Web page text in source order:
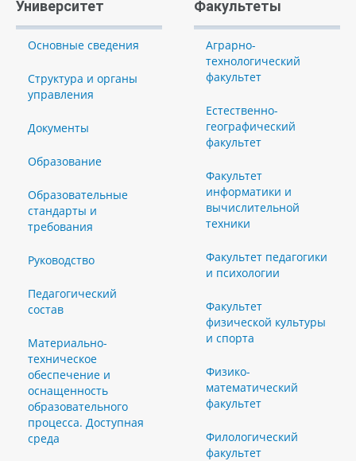
Университет
Основные сведения
Структура и органы
управления
Документы
Образование
Образовательные
стандарты и
требования
Руководство
Педагогический
состав
Материально-
техническое
обеспечение и
оснащенность
образовательного
процесса. Доступная
среда
Факультеты
Аграрно-
технологический
факультет
Естественно-
географический
факультет
Факультет
информатики и
вычислительной
техники
Факультет педагогики
и психологии
Факультет
физической культуры
и спорта
Физико-
математический
факультет
Филологический
факультет